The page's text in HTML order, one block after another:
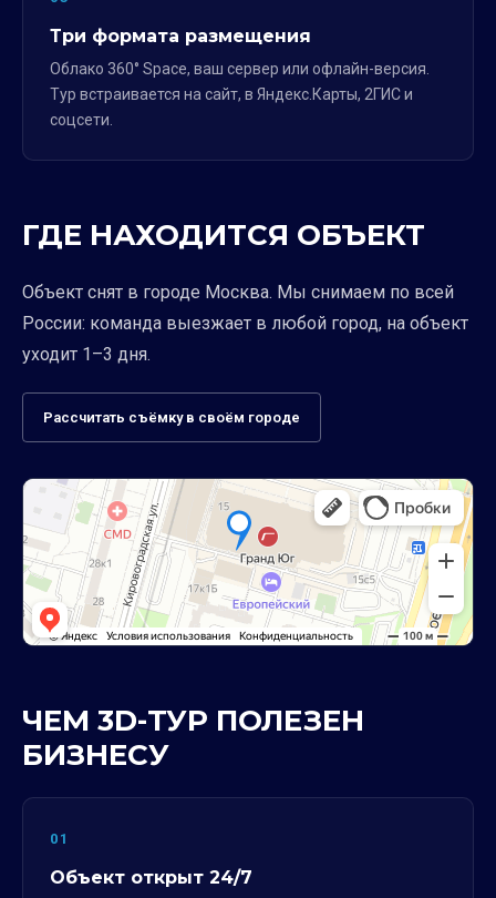
Три формата размещения
Облако 360° Space, ваш сервер или офлайн-версия.
Тур встраивается на сайт, в Яндекс.Карты, 2ГИС и
соцсети.
ГДЕ НАХОДИТСЯ ОБЪЕКТ
Объект снят в городе Москва. Мы снимаем по всей
России: команда выезжает в любой город, на объект
уходит 1–3 дня.
Рассчитать съёмку в своём городе
ЧЕМ 3D-ТУР ПОЛЕЗЕН
БИЗНЕСУ
01
Объект открыт 24/7